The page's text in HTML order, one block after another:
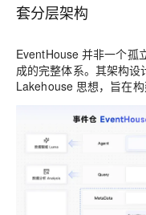
套分层架构
EventHouse 并非一个孤
成的完整体系。其架构
Lakehouse 思想，旨在构